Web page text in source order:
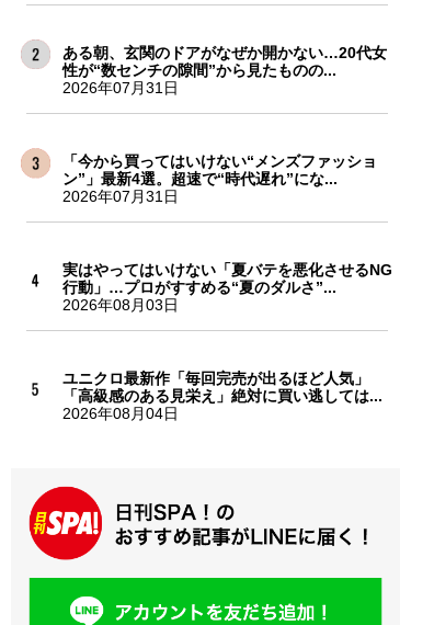
ある朝、玄関のドアがなぜか開かない…20代女
性が“数センチの隙間”から見たものの...
2026年07月31日
「今から買ってはいけない“メンズファッショ
ン”」最新4選。超速で“時代遅れ”にな...
2026年07月31日
実はやってはいけない「夏バテを悪化させるNG
行動」…プロがすすめる“夏のダルさ”...
2026年08月03日
ユニクロ最新作「毎回完売が出るほど人気」
「高級感のある見栄え」絶対に買い逃しては...
2026年08月04日